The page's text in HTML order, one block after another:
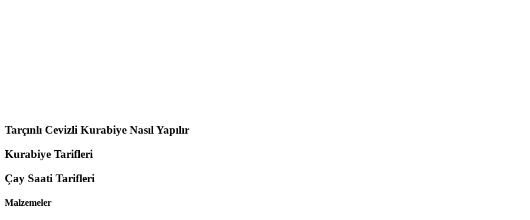
Tarçınlı Cevizli Kurabiye Nasıl Yapılır
Kurabiye Tarifleri
Çay Saati Tarifleri
Malzemeler